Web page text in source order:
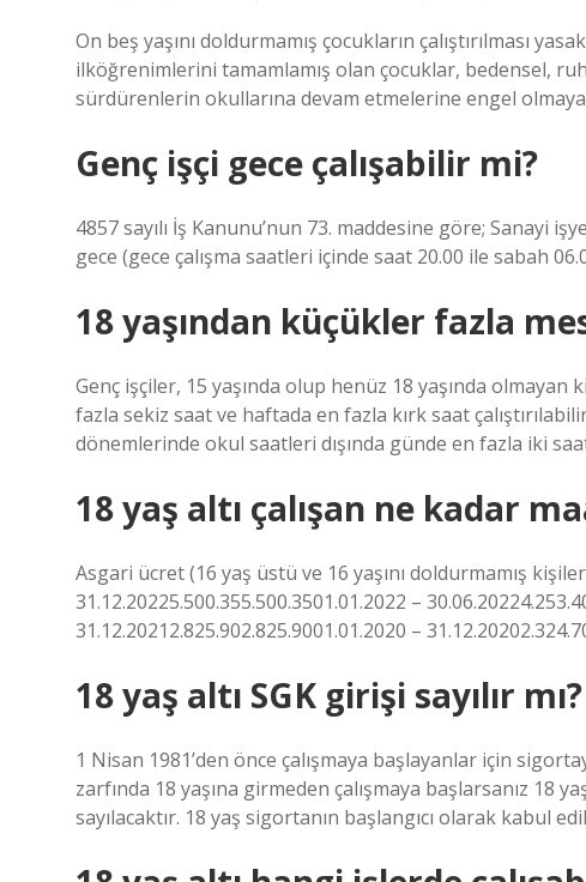
On beş yaşını doldurmamış çocukların çalıştırılması
ilköğrenimlerini tamamlamış olan çocuklar, bedensel,
sürdürenlerin okullarına devam etmelerine engel
Genç işçi gece çalışabilir mi?
4857 sayılı İş Kanunu’nun 73. maddesine göre; Sanayi
gece (gece çalışma saatleri içinde saat 20.00 ile sabah
18 yaşından küçükler fazla
Genç işçiler, 15 yaşında olup henüz 18 yaşında
fazla sekiz saat ve haftada en fazla kırk saat
dönemlerinde okul saatleri dışında günde en fazla iki saat
18 yaş altı çalışan ne kadar
Asgari ücret (16 yaş üstü ve 16 yaşını doldurmamış
31.12.20225.500.355.500.3501.01.2022 –
31.12.20212.825.902.825.9001.01.2020 –
18 yaş altı SGK girişi sayılır mı?
1 Nisan 1981’den önce çalışmaya başlayanlar için
zarfında 18 yaşına girmeden çalışmaya başlarsanız 18
sayılacaktır. 18 yaş sigortanın başlangıcı olarak kabul